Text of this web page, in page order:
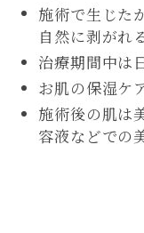
施術で生じた
自然に剥がれ
治療期間中は
お肌の保湿ケ
施術後の肌は
容液などでの